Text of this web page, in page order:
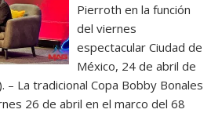
Pierroth en la función
del viernes
espectacular Ciudad de
México, 24 de abril de
– La tradicional Copa Bobby Bonales
26 de abril en el marco del 68